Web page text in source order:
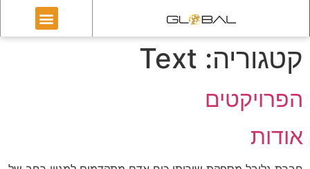
קטגוריה: Text
הפרויקטים
אודות